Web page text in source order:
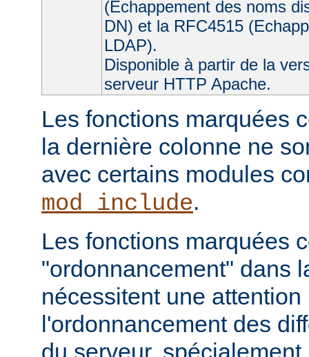
(Echappement des noms
DN) et la RFC4515
LDAP).
Disponible à partir de la
serveur HTTP Apache.
Les fonctions marquées
la dernière colonne ne
avec certains modules
mod_include.
Les fonctions marquées
"ordonnancement" dans
nécessitent une
l'ordonnancement des
du serveur,